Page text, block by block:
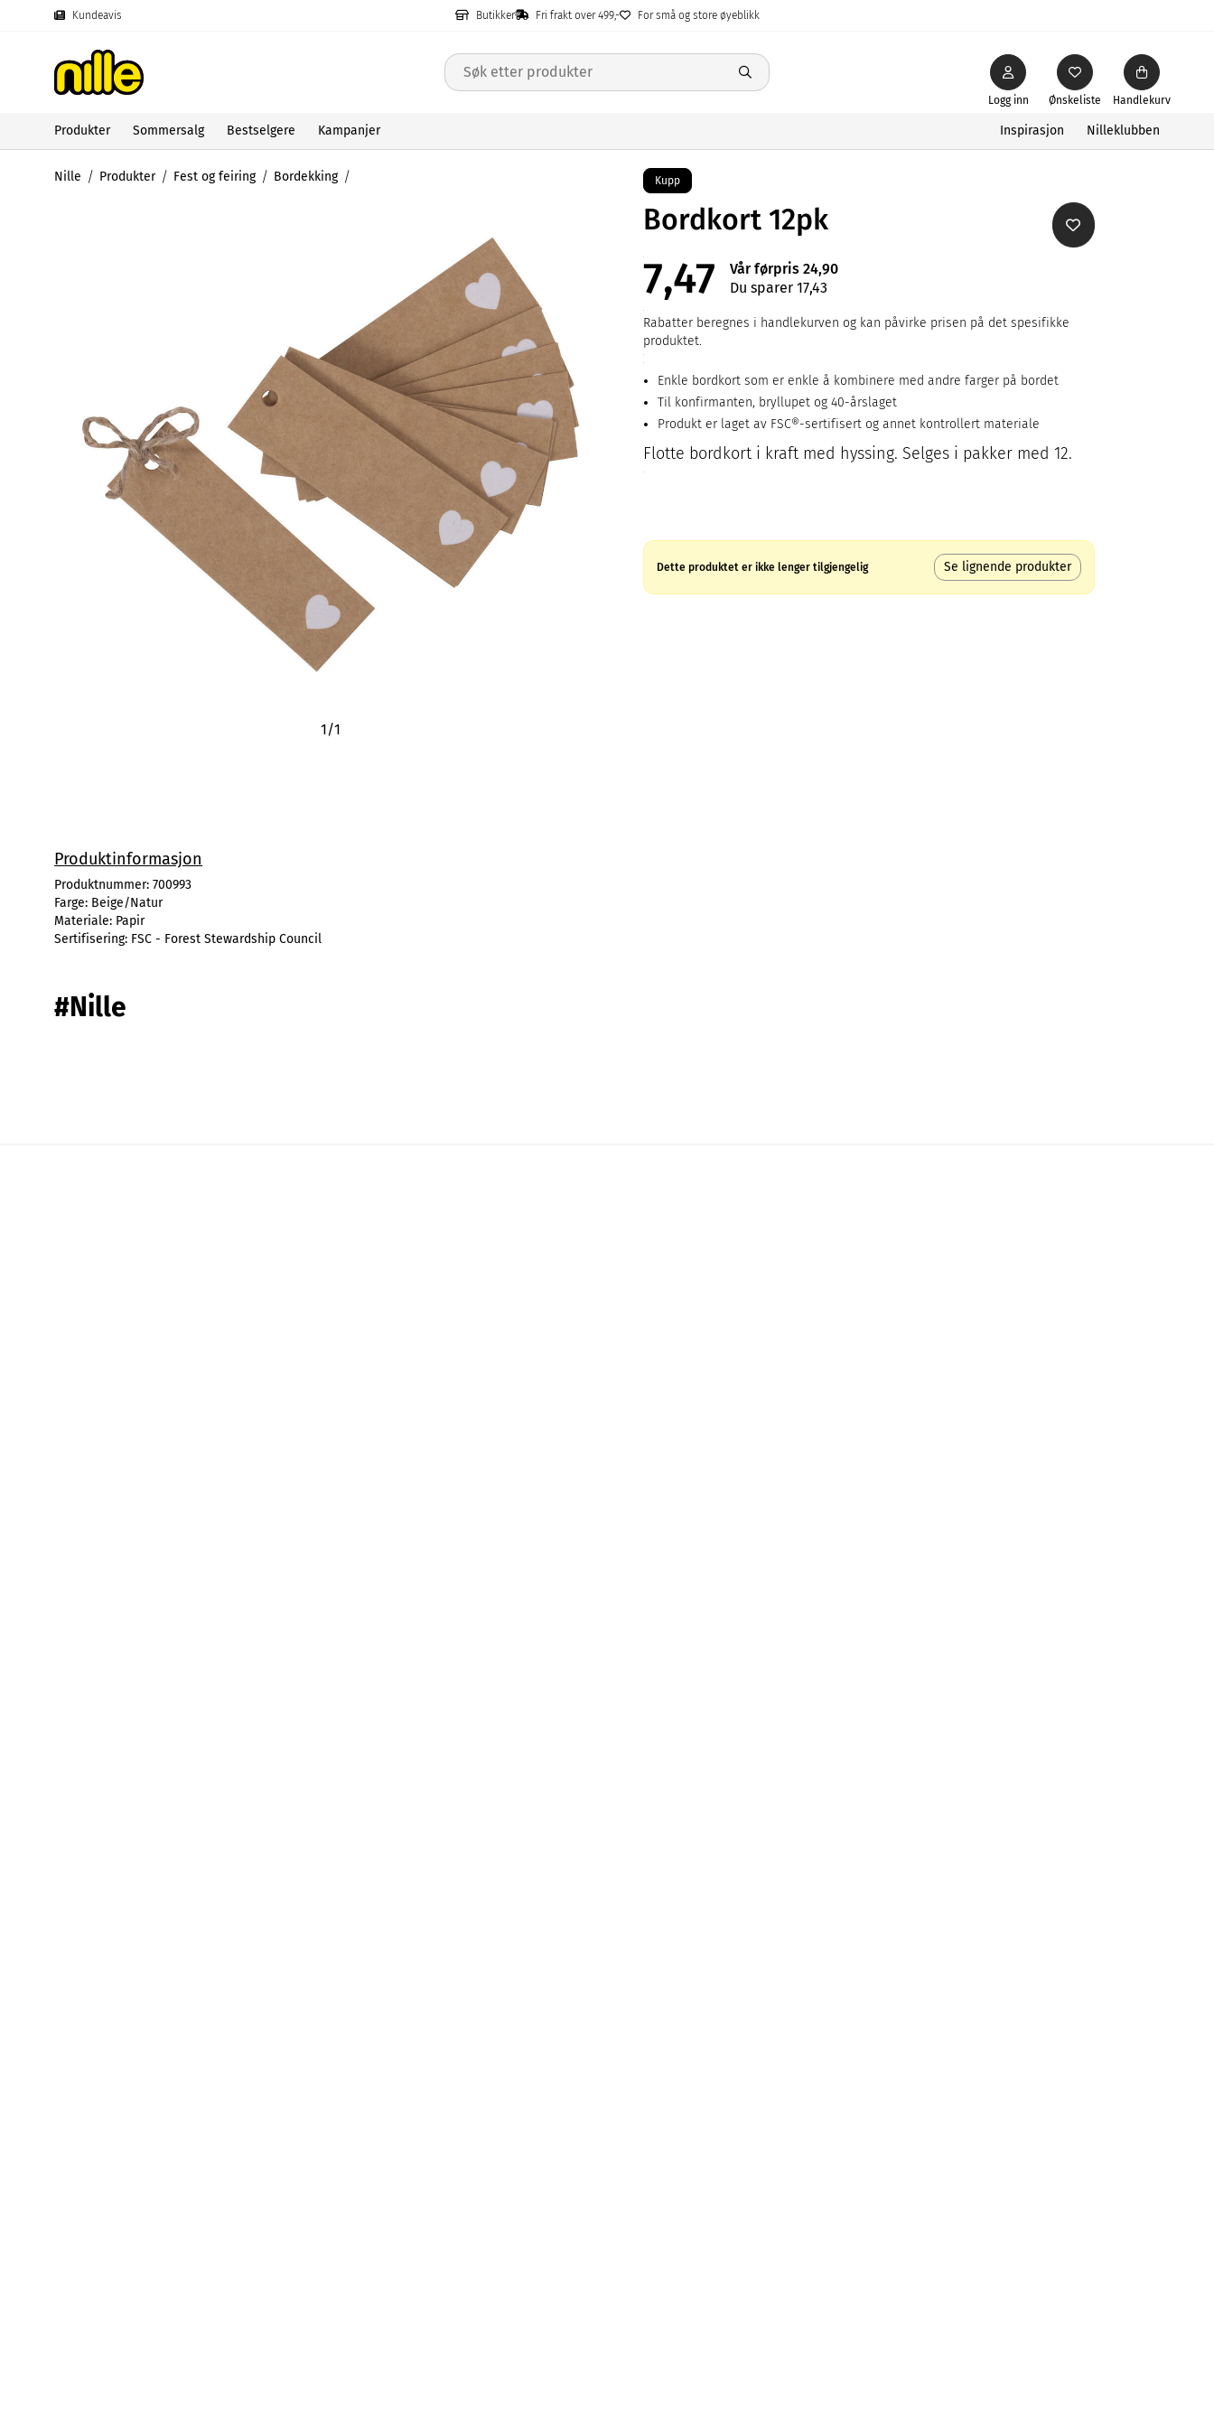
Kundeavis Butikker Fri frakt over 499,- For små og store øyeblikk
Ønskeliste
Logg inn Handlekurv
Produkter Sommersalg Bestselgere Kampanjer Inspirasjon Nilleklubben
Nille Produkter Fest og feiring Bordekking
1/1
Kupp
Bordkort 12pk
7,47
Vår førpris 24,90
Du sparer 17,43
Rabatter beregnes i handlekurven og kan påvirke prisen på det spesifikke
produktet.
Enkle bordkort som er enkle å kombinere med andre farger på bordet
Til konfirmanten, bryllupet og 40-årslaget
Produkt er laget av FSC®-sertifisert og annet kontrollert materiale
Flotte bordkort i kraft med hyssing. Selges i pakker med 12.
Dette produktet er ikke lenger tilgjengelig Se lignende produkter
Produktinformasjon
Produktnummer: 700993
Farge: Beige/Natur
Materiale: Papir
Sertifisering: FSC - Forest Stewardship Council
#Nille